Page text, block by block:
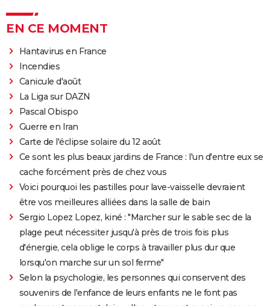
EN CE MOMENT
Hantavirus en France
Incendies
Canicule d'août
La Liga sur DAZN
Pascal Obispo
Guerre en Iran
Carte de l'éclipse solaire du 12 août
Ce sont les plus beaux jardins de France : l'un d'entre eux se
cache forcément près de chez vous
Voici pourquoi les pastilles pour lave-vaisselle devraient
être vos meilleures alliées dans la salle de bain
Sergio Lopez Lopez, kiné : "Marcher sur le sable sec de la
plage peut nécessiter jusqu'à près de trois fois plus
d'énergie, cela oblige le corps à travailler plus dur que
lorsqu'on marche sur un sol ferme"
Selon la psychologie, les personnes qui conservent des
souvenirs de l'enfance de leurs enfants ne le font pas